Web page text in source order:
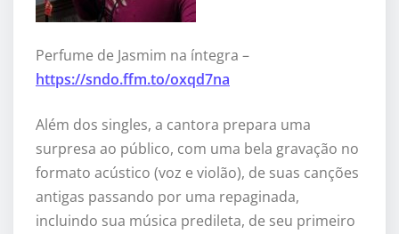
Perfume de Jasmim na íntegra –
https://sndo.ffm.to/oxqd7na
Além dos singles, a cantora prepara uma
surpresa ao público, com uma bela gravação no
formato acústico (voz e violão), de suas canções
antigas passando por uma repaginada,
incluindo sua música predileta, de seu primeiro